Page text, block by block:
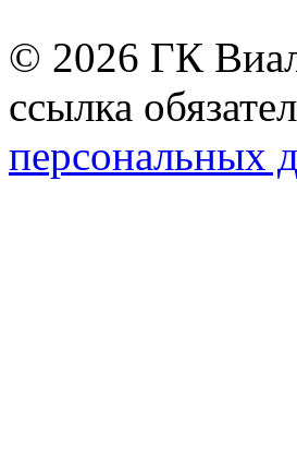
© 2026 ГК
ссылка
персональных